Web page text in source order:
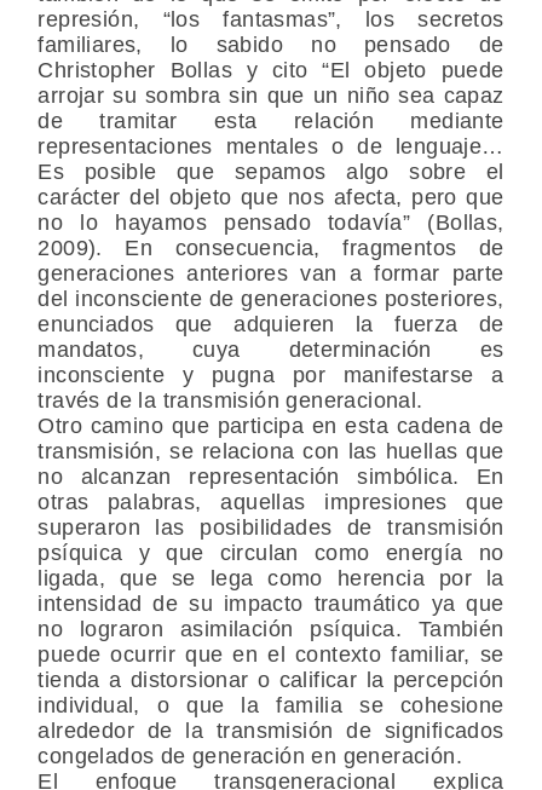
represión, “los fantasmas”, los secretos
familiares, lo sabido no pensado de
Christopher Bollas y cito “El objeto puede
arrojar su sombra sin que un niño sea capaz
de tramitar esta relación mediante
representaciones mentales o de lenguaje…
Es posible que sepamos algo sobre el
carácter del objeto que nos afecta, pero que
no lo hayamos pensado todavía” (Bollas,
2009). En consecuencia, fragmentos de
generaciones anteriores van a formar parte
del inconsciente de generaciones posteriores,
enunciados que adquieren la fuerza de
mandatos, cuya determinación es
inconsciente y pugna por manifestarse a
través de la transmisión generacional.
Otro camino que participa en esta cadena de
transmisión, se relaciona con las huellas que
no alcanzan representación simbólica. En
otras palabras, aquellas impresiones que
superaron las posibilidades de transmisión
psíquica y que circulan como energía no
ligada, que se lega como herencia por la
intensidad de su impacto traumático ya que
no lograron asimilación psíquica. También
puede ocurrir que en el contexto familiar, se
tienda a distorsionar o calificar la percepción
individual, o que la familia se cohesione
alrededor de la transmisión de significados
congelados de generación en generación.
El enfoque transgeneracional explica